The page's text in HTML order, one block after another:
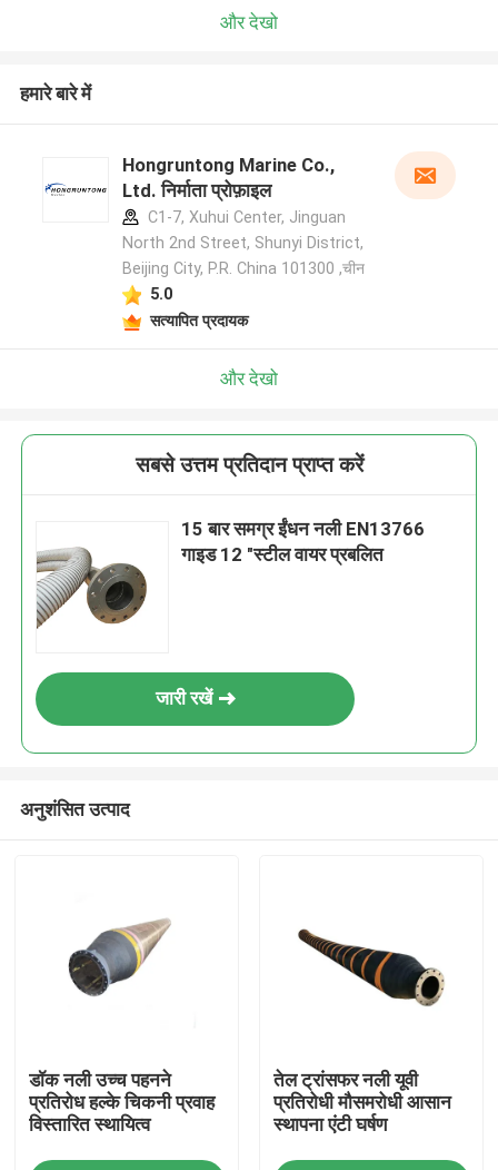
और देखो
हमारे बारे में
Hongruntong Marine Co.,
Ltd. निर्माता प्रोफ़ाइल
C1-7, Xuhui Center, Jinguan
North 2nd Street, Shunyi District,
Beijing City, P.R. China 101300 ,चीन
5.0
सत्यापित प्रदायक
और देखो
सबसे उत्तम प्रतिदान प्राप्त करें
15 बार समग्र ईंधन नली EN13766
गाइड 12 "स्टील वायर प्रबलित
जारी रखें
अनुशंसित उत्पाद
डॉक नली उच्च पहनने
प्रतिरोध हल्के चिकनी प्रवाह
विस्तारित स्थायित्व
तेल ट्रांसफर नली यूवी
प्रतिरोधी मौसमरोधी आसान
स्थापना एंटी घर्षण